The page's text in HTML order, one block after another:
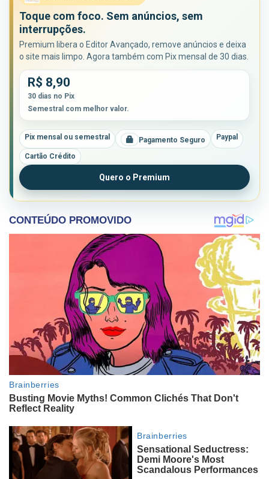
Toque com foco. Sem anúncios, sem
interrupções.
Premium libera o Editor Avançado, remove anúncios e deixa
o site mais limpo. Agora também com Pix mensal de 30 dias.
R$ 8,90
30 dias no Pix
Semestral com melhor valor.
Pix mensal ou semestral Pagamento Seguro Paypal
Cartão Crédito
Quero o Premium